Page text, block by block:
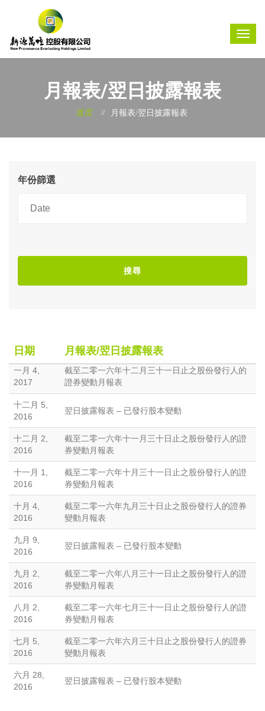
月報表/翌日披露報表
首页 月報表/翌日披露報表
年份篩選
搜尋
日期 月報表/翌日披露報表
一月 4,
2017
截至二零一六年十二月三十一日止之股份發行人的
證券變動月報表
十二月 5,
2016
翌日披露報表 – 已發行股本變動
十二月 2,
2016
截至二零一六年十一月三十日止之股份發行人的證
券變動月報表
十一月 1,
2016
截至二零一六年十月三十一日止之股份發行人的證
券變動月報表
十月 4,
2016
截至二零一六年九月三十日止之股份發行人的證券
變動月報表
九月 9,
2016
翌日披露報表 – 已發行股本變動
九月 2,
2016
截至二零一六年八月三十一日止之股份發行人的證
券變動月報表
八月 2,
2016
截至二零一六年七月三十一日止之股份發行人的證
券變動月報表
七月 5,
2016
截至二零一六年六月三十日止之股份發行人的證券
變動月報表
六月 28,
2016
翌日披露報表 – 已發行股本變動